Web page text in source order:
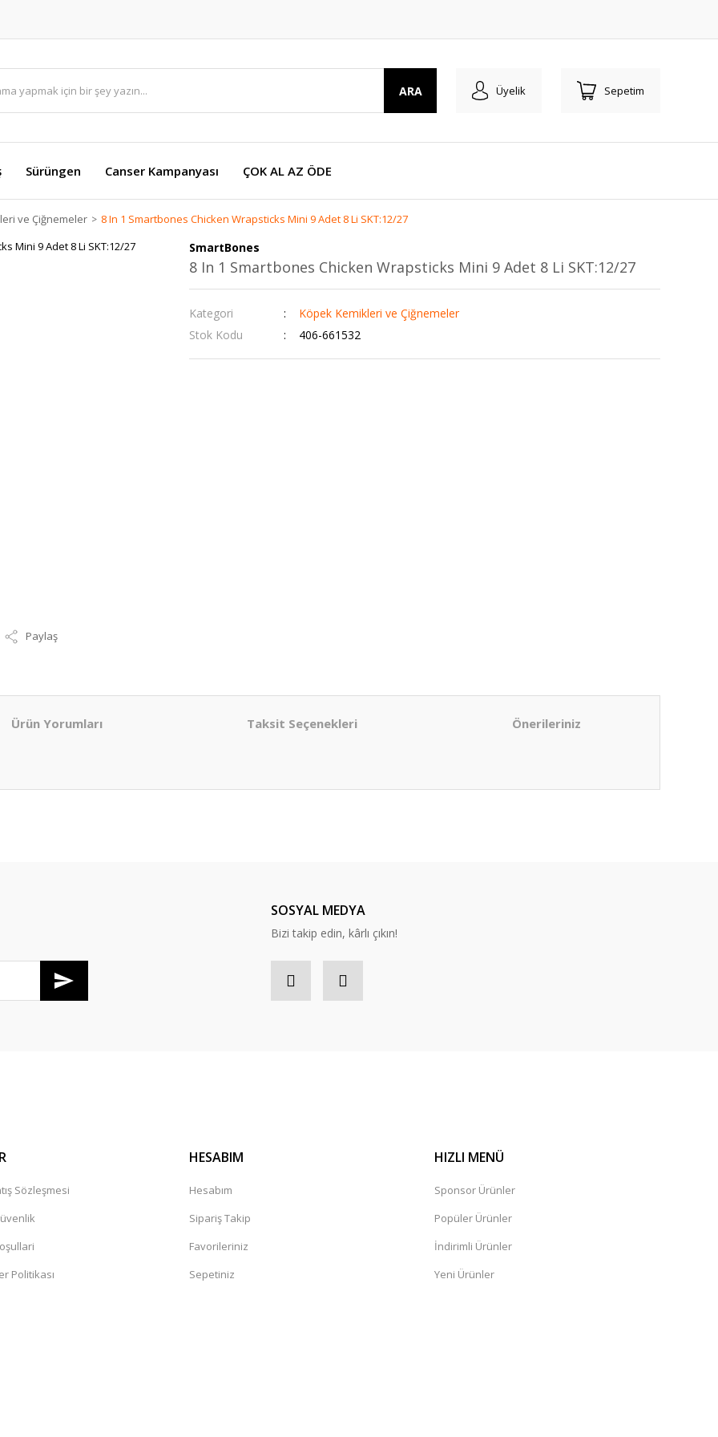
ARA Üyelik Sepetim
Sürüngen Canser Kampanyası ÇOK AL AZ ÖDE
ve Çiğnemeler 8 In 1 Smartbones Chicken Wrapsticks Mini 9 Adet 8 Li SKT:12/27
Paylaş
SmartBones
8 In 1 Smartbones Chicken Wrapsticks Mini 9 Adet 8 Li SKT:12/27
Kategori
Köpek Kemikleri ve Çiğnemeler
Stok Kodu
406-661532
Ürün Yorumları Taksit Seçenekleri Önerileriniz
SOSYAL MEDYA
Bizi takip edin, kârlı çıkın!
Sözleşmesi
Politikası
HESABIM
Hesabım
Sipariş Takip
Favorileriniz
Sepetiniz
HIZLI MENÜ
Sponsor Ürünler
Popüler Ürünler
İndirimli Ürünler
Yeni Ürünler